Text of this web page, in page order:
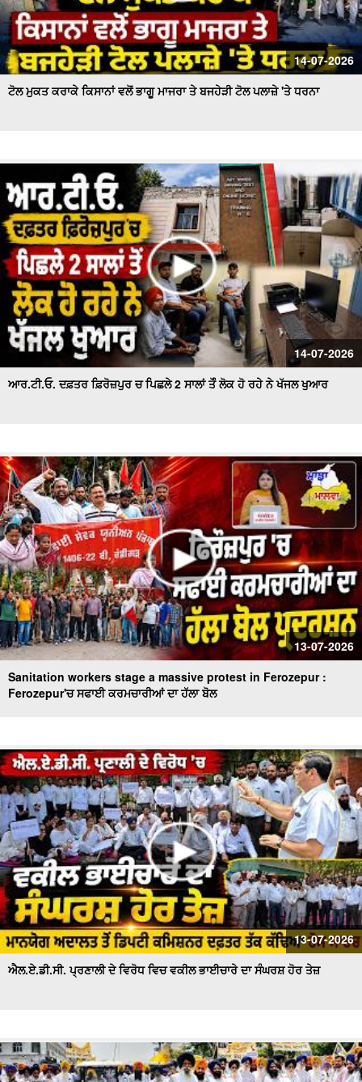
14-07-2026
ਟੋਲ ਮੁਕਤ ਕਰਾਕੇ ਕਿਸਾਨਾਂ ਵਲੋਂ ਭਾਗੂ ਮਾਜਰਾ ਤੇ ਬਜਹੇੜੀ ਟੋਲ ਪਲਾਜ਼ੇ 'ਤੇ ਧਰਨਾ
14-07-2026
ਆਰ.ਟੀ.ਓ. ਦਫ਼ਤਰ ਫ਼ਿਰੋਜ਼ਪੁਰ ਚ ਪਿਛਲੇ 2 ਸਾਲਾਂ ਤੋੰ ਲੋਕ ਹੋ ਰਹੇ ਨੇ ਖੱਜਲ ਖੁਆਰ
13-07-2026
Sanitation workers stage a massive protest in Ferozepur :
Ferozepur'ਚ ਸਫਾਈ ਕਰਮਚਾਰੀਆਂ ਦਾ ਹੱਲਾ ਬੋਲ
13-07-2026
ਐਲ.ਏ.ਡੀ.ਸੀ. ਪ੍ਰਣਾਲੀ ਦੇ ਵਿਰੋਧ ਵਿਚ ਵਕੀਲ ਭਾਈਚਾਰੇ ਦਾ ਸੰਘਰਸ਼ ਹੋਰ ਤੇਜ਼